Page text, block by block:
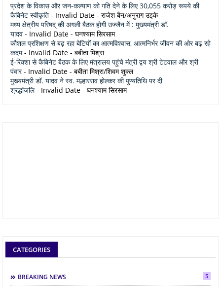
प्रदेश के विकास और जन-कल्याण को गति देने के लिए 30,055 करोड़ रूपये की
कैबिनेट स्वीकृति - Invalid Date - राजेश बैन/अनुराग उइके
मध्य क्षेत्रीय परिषद् की अगली बैठक होगी उज्जैन में : मुख्यमंत्री डॉ.
यादव - Invalid Date - घनश्याम सिरसाम
कौशल प्रशिक्षण से बढ़ रहा बेटियों का आत्मविश्वास, आत्मनिर्भर जीवन की ओर बढ़ रहे
कदम- Invalid Date - बबीता मिश्रा
ई-रिक्शा से कैबिनेट बैठक के लिए मंत्रालय पहुंचे मंत्री द्वय श्री टेटवाल और श्री
पंवार- Invalid Date - बबीता मिश्रा/शिवम शुक्ल
मुख्यमंत्री डॉ. यादव ने स्व. मल्हारराव होल्कर की पुण्यतिथि पर दी
श्रद्धांजलि- Invalid Date - घनश्याम सिरसाम
CATEGORIES
BREAKING NEWS 5